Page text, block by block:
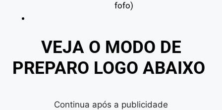
fofo)
VEJA O MODO DE
PREPARO LOGO ABAIXO
Continua após a publicidade